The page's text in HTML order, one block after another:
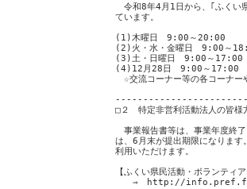
令和8年4月1日から、｢ふくい
ています。
(1)木曜日 9:00～20:00
(2)火・水・金曜日 9:00～
(3)土・日曜日 9:00～17:00
(4)12月28日 9:00～17:00
☆交流コーナー等の各コーナー
□２ 特定非営利活動法人の皆様
事業報告書等は、事業年度終
は、6月末が提出期限になりま
利用いただけます。
【ふくい県民活動・ボランティ
⇒ http://